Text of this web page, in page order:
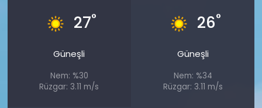
27°
Güneşli
Nem: %30
Rüzgar: 3.11 m/s
26°
Güneşli
Nem: %34
Rüzgar: 3.11 m/s